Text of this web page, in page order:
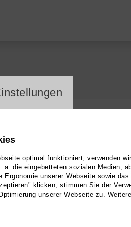
optimal funktioniert, verwenden
a. die eingebetteten sozialen Medien,
Ergonomie unserer Webseite sowie
klicken, stimmen Sie der
unserer Webseite zu.